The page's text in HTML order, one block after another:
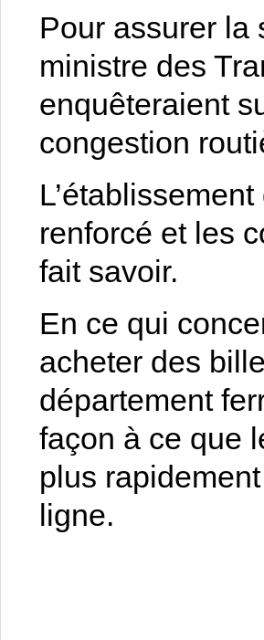
Pour assurer la
ministre des
enquêteraient
congestion
renforcé et les
fait savoir.
En ce qui
acheter des
département
façon à ce que
plus
ligne.